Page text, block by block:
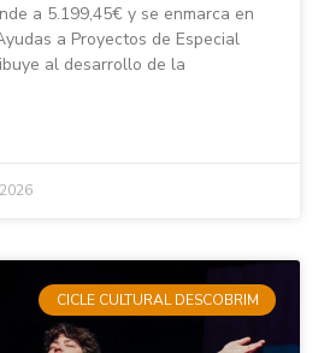
a 5.199,45€ y se enmarca en
a Proyectos de Especial
al desarrollo de la
CICLE CULTURAL DESCOBRIM